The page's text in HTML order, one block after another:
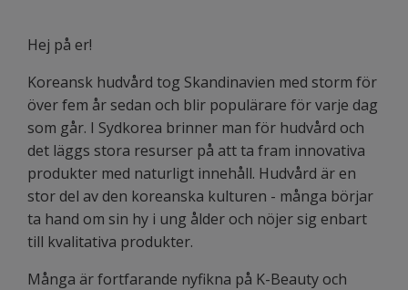
Hej på er!
Koreansk hudvård tog Skandinavien med storm för
över fem år sedan och blir populärare för varje dag
som går. I Sydkorea brinner man för hudvård och
det läggs stora resurser på att ta fram innovativa
produkter med naturligt innehåll. Hudvård är en
stor del av den koreanska kulturen - många börjar
ta hand om sin hy i ung ålder och nöjer sig enbart
till kvalitativa produkter.
Många är fortfarande nyfikna på K-Beauty och